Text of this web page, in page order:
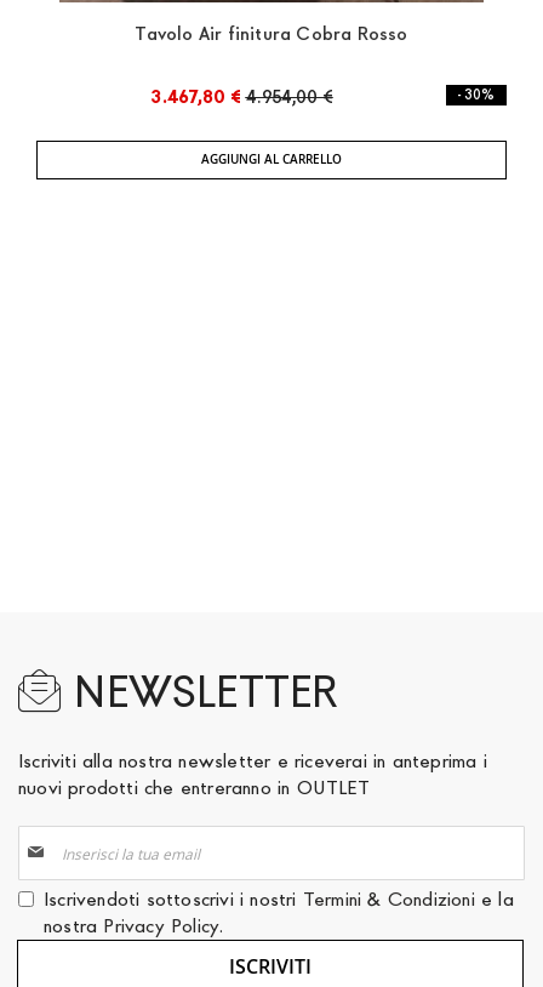
Tavolo Air finitura Cobra Rosso
3.467,80 € 4.954,00 € - 30%
AGGIUNGI AL CARRELLO
NEWSLETTER
Iscriviti alla nostra newsletter e riceverai in anteprima i
nuovi prodotti che entreranno in OUTLET
alla
nostra
Newsletter:
Iscrivendoti sottoscrivi i nostri Termini & Condizioni e la
nostra Privacy Policy.
ISCRIVITI